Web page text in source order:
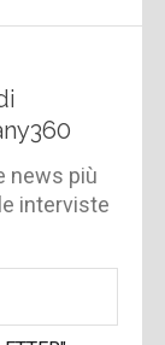
news più
interviste